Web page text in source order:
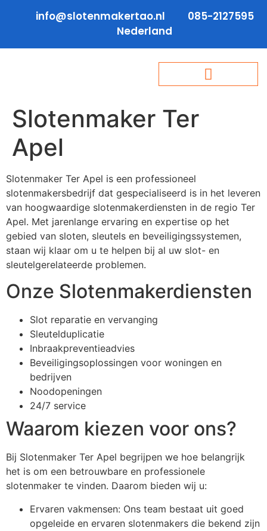
info@slotenmakertao.nl
085-2127595
Nederland
Slotenmaker Ter
Apel
Slotenmaker Ter Apel is een professioneel
slotenmakersbedrijf dat gespecialiseerd is in het leveren
van hoogwaardige slotenmakerdiensten in de regio Ter
Apel. Met jarenlange ervaring en expertise op het
gebied van sloten, sleutels en beveiligingssystemen,
staan wij klaar om u te helpen bij al uw slot- en
sleutelgerelateerde problemen.
Onze Slotenmakerdiensten
Slot reparatie en vervanging
Sleutelduplicatie
Inbraakpreventieadvies
Beveiligingsoplossingen voor woningen en
bedrijven
Noodopeningen
24/7 service
Waarom kiezen voor ons?
Bij Slotenmaker Ter Apel begrijpen we hoe belangrijk
het is om een betrouwbare en professionele
slotenmaker te vinden. Daarom bieden wij u:
Ervaren vakmensen: Ons team bestaat uit goed
opgeleide en ervaren slotenmakers die bekend zijn